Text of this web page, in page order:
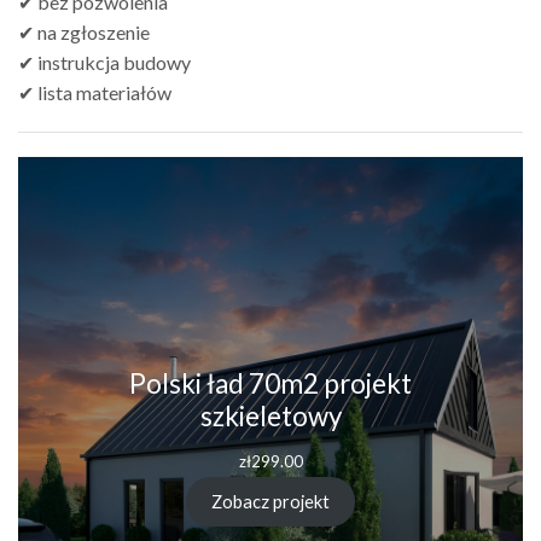
✔ na zgłoszenie
✔ instrukcja budowy
✔ lista materiałów
Polski ład 70m2 projekt
szkieletowy
zł299.00
Zobacz projekt